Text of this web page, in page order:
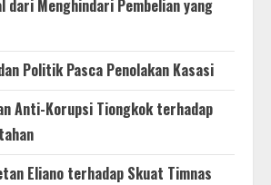
dari Menghindari Pembelian yang
Politik Pasca Penolakan Kasasi
Anti-Korupsi Tiongkok terhadap
Eliano terhadap Skuat Timnas